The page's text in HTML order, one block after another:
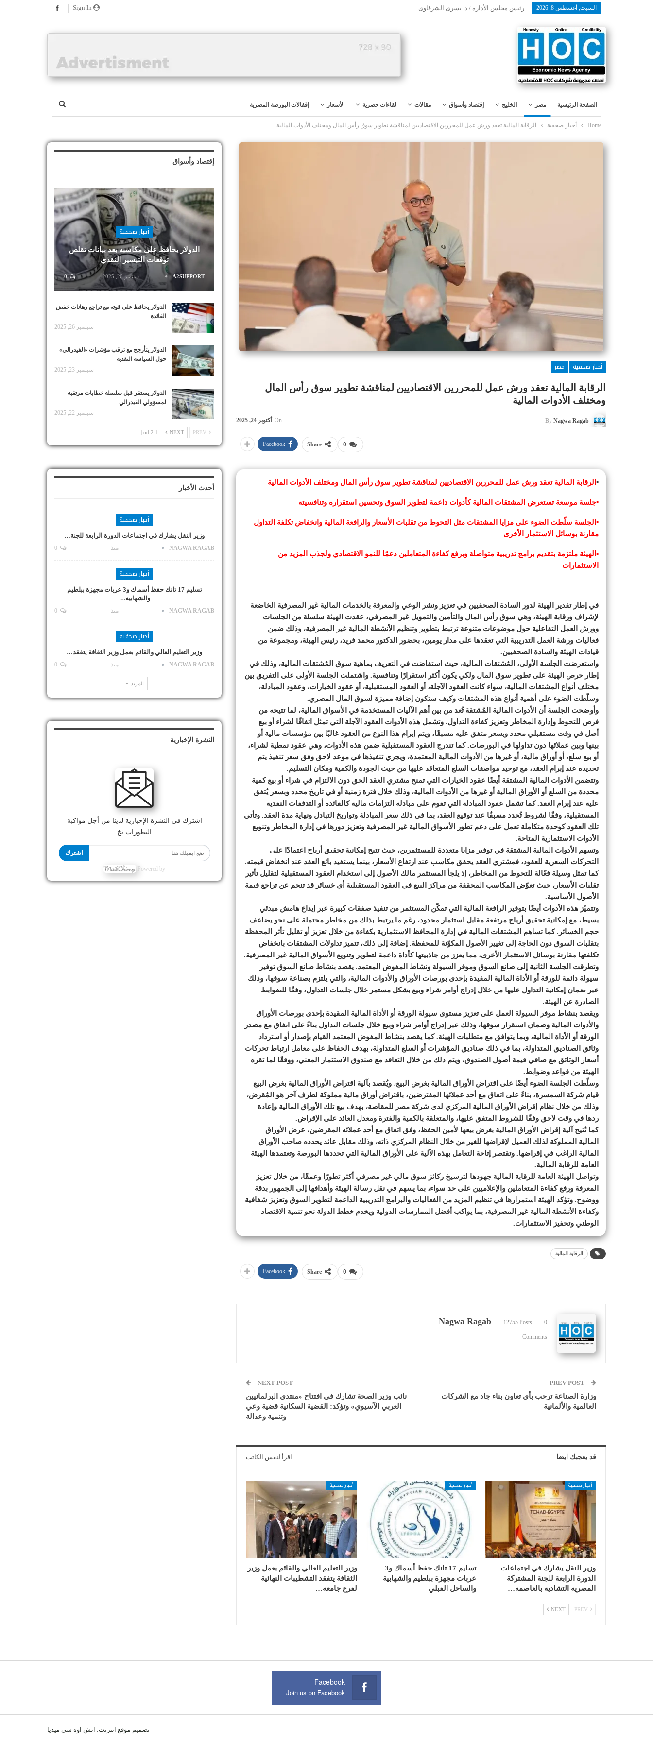
السبت, أغسطس 8, 2026 رئيس مجلس الأدارة / د. يسرى الشرقاوى
الصفحة الرئيسية مصر الخليج إقتصاد وأسواق مقالات لقاءات حصرية الأسعار إقفالات البورصة المصرية
Home أخبار صحفية الرقابة المالية تعقد ورش عمل للمحررين الاقتصاديين لمناقشة تطوير سوق رأس المال ومختلف الأدوات المالية
أخبار صحفية
مصر
الرقابة المالية تعقد ورش عمل للمحررين الاقتصاديين لمناقشة تطوير سوق رأس المال
ومختلف الأدوات المالية
By Nagwa Ragab
On أكتوبر 24, 2025
0
Share
Facebook
▪︎ الرقابة المالية تعقد ورش عمل للمحررين الاقتصاديين لمناقشة تطوير سوق رأس المال ومختلف الأدوات المالية
▪︎جلسة موسعة تستعرض المشتقات المالية كأدوات داعمة لتطوير السوق وتحسين استقراره وتنافسيته
▪︎الجلسة سلّطت الضوء على مزايا المشتقات مثل التحوط من تقلبات الأسعار والرافعة المالية وانخفاض تكلفة التداول
مقارنة بوسائل الاستثمار الأخرى
▪︎الهيئة ملتزمة بتقديم برامج تدريبية متواصلة وبرفع كفاءة المتعاملين دعمًا للنمو الاقتصادي ولجذب المزيد من
الاستثمارات
في إطار تقدير الهيئة لدور السادة الصحفيين في تعزيز ونشر الوعي والمعرفة بالخدمات المالية غير المصرفية الخاضعة
لإشراف ورقابة الهيئة، وهي سوق رأس المال والتأمين والتمويل غير المصرفي، عقدت الهيئة سلسلة من الجلسات
وورش العمل التفاعلية حول موضوعات متنوعة ترتبط بتطوير وتنظيم الأنشطة المالية غير المصرفية، وذلك ضمن
فعاليات ورشة العمل التدريبية التي تعقدها على مدار يومين، بحضور الدكتور محمد فريد، رئيس الهيئة، ومجموعة من
قيادات الهيئة والسادة الصحفيين.
واستعرضت الجلسة الأولى، المُشتقات المالية، حيث استفاضت في التعريف بماهية سوق المُشتقات المالية، وذلك في
إطار حرص الهيئة على تطوير سوق المال ولكي يكون أكثر استقرارًا وتنافسية. واشتملت الجلسة الأولى على التفريق بين
مختلف أنواع المشتقات المالية، سواء كانت العقود الآجلة، أو العقود المستقبلية، أو عقود الخيارات، وعقود المبادلة،
وسلّطت الضوء على أهمية أنواع هذه المشتقات وكيف ستكون إضافة مميزة لسوق المال المصري.
وأوضحت الجلسة أن الأدوات المالية المُشتقة تُعد من بين أهم الآليات المستخدمة في الأسواق المالية، لما تتيحه من
فرص للتحوط وإدارة المخاطر وتعزيز كفاءة التداول. وتشمل هذه الأدوات العقود الآجلة التي تمثل اتفاقًا لشراء أو بيع
أصل في وقت مستقبلي محدد وبسعر متفق عليه مسبقًا، ويتم إبرام هذا النوع من العقود غالبًا بين مؤسسات مالية أو
بينها وبين عملائها دون تداولها في البورصات. كما تندرج العقود المستقبلية ضمن هذه الأدوات، وهي عقود نمطية لشراء،
أو بيع سلع، أو أوراق مالية، أو غيرها من الأدوات المالية المعتمدة، ويجري تنفيذها في موعد لاحق وفق سعر تنفيذ يتم
تحديده عند إبرام العقد، مع توحيد مواصفات السلع المتعاقد عليها من حيث الجودة والكمية ومكان التسليم.
وتتضمن الأدوات المالية المشتقة أيضًا عقود الخيارات التي تمنح مشتري العقد الحق دون الالتزام في شراء أو بيع كمية
محددة من السلع أو الأوراق المالية أو غيرها من الأدوات المالية، وذلك خلال فترة زمنية أو في تاريخ محدد وبسعر يُتفق
عليه عند إبرام العقد. كما تشمل عقود المبادلة التي تقوم على مبادلة التزامات مالية كالفائدة أو التدفقات النقدية
المستقبلية، وفقًا لشروط تُحدد مسبقُا عند توقيع العقد، بما في ذلك سعر المبادلة وتواريخ التبادل ونهاية مدة العقد. وتأتي
تلك العقود كوحدة متكاملة تعمل على دعم تطور الأسواق المالية غير المصرفية وتعزيز دورها في إدارة المخاطر وتنويع
الأدوات الاستثمارية المتاحة.
وتسهم الأدوات المالية المشتقة في توفير مزايا متعددة للمستثمرين، حيث تتيح إمكانية تحقيق أرباح اعتمادًا على
التحركات السعرية للعقود، فمشتري العقد يحقق مكاسب عند ارتفاع الأسعار، بينما يستفيد بائع العقد عند انخفاض قيمته.
كما تمثل وسيلة فعّالة للتحوط من المخاطر، إذ يلجأ المستثمر مالك الأصول إلى استخدام العقود المستقبلية لتقليل تأثير
تقلبات الأسعار، حيث تعوّض المكاسب المحققة من مراكز البيع في العقود المستقبلية أي خسائر قد تنجم عن تراجع قيمة
الأصول الأساسية.
وتتميّز هذه الأدوات أيضًا بتوفير الرافعة المالية التي تمكّن المستثمر من تنفيذ صفقات كبيرة عبر إيداع هامش مبدئي
بسيط، مع إمكانية تحقيق أرباح مرتفعة مقابل استثمار محدود، رغم ما يرتبط بذلك من مخاطر محتملة على نحو يضاعف
حجم الخسائر. كما تساهم المشتقات المالية في إدارة المحافظ الاستثمارية بكفاءة من خلال تعزيز أو تقليل تأثر المحفظة
بتقلبات السوق دون الحاجة إلى تغيير الأصول المكوّنة للمحفظة. إضافة إلى ذلك، تتميز تداولات المشتقات بانخفاض
تكلفتها مقارنة بوسائل الاستثمار الأخرى، مما يعزز من جاذبيتها كأداة داعمة لتطوير وتنويع الأسواق المالية غير المصرفية.
وتطرقت الجلسة الثانية إلى صانع السوق وموفر السيولة ونشاط المفوض المعتمد. يقصد بنشاط صانع السوق توفير
سيولة دائمة للورقة أو الأداة المالية المقيدة بإحدى بورصات الأوراق والأدوات المالية، والتي يلتزم بصناعة سوقها، وذلك
عبر ضمان إمكانية التداول عليها من خلال إدراج أوامر شراء وبيع بشكل مستمر خلال جلسات التداول، وفقًا للضوابط
الصادرة عن الهيئة.
ويقصد بنشاط موفر السيولة العمل على تعزيز مستوى سيولة الورقة أو الأداة المالية المقيدة بإحدى بورصات الأوراق
والأدوات المالية وضمان استقرار سوقها، وذلك عبر إدراج أوامر شراء وبيع خلال جلسات التداول بناءً على اتفاق مع مصدر
الورقة أو الأداة المالية، وبما يتوافق مع متطلبات الهيئة. كما يقصد بنشاط المفوض المعتمد القيام بإصدار أو استرداد
وثائق الصناديق المتداولة، بما في ذلك صناديق المؤشرات أو السلع المتداولة، بهدف الحفاظ على معامل ارتباط تحركات
أسعار الوثائق مع صافي قيمة أصول الصندوق، ويتم ذلك من خلال التعاقد مع صندوق الاستثمار المعني، ووفقًا لما تقره
الهيئة من قواعد وضوابط.
وسلّطت الجلسة الضوء أيضًا على اقتراض الأوراق المالية بغرض البيع، ويُقصد بآلية اقتراض الأوراق المالية بغرض البيع
قيام شركة السمسرة، بناءً على اتفاق مع أحد عملائها المقترضين، باقتراض أوراق مالية مملوكة لطرف آخر هو المُقرض،
وذلك من خلال نظام إقراض الأوراق المالية المركزي لدى شركة مصر للمقاصة، بهدف بيع تلك الأوراق المالية وإعادة
ردها في وقت لاحق وفقًا للشروط المتفق عليها، والمتعلقة بالكمية والفترة ومعدل العائد على الإقراض.
كما تُتيح آلية إقراض الأوراق المالية بغرض بيعها لأمين الحفظ، وفق اتفاق مع أحد عملائه المقرضين، عرض الأوراق
المالية المملوكة لذلك العميل لإقراضها للغير من خلال النظام المركزي ذاته، وذلك مقابل عائد يحدده صاحب الأوراق
المالية الراغب في إقراضها. وتقتصر إتاحة التعامل بهذه الآلية على الأوراق المالية التي تحددها البورصة وتعتمدها الهيئة
العامة للرقابة المالية.
وتواصل الهيئة العامة للرقابة المالية جهودها لترسيخ ركائز سوق مالي غير مصرفي أكثر تطورًا وعمقًا، من خلال تعزيز
المعرفة ورفع كفاءة المتعاملين والإعلاميين على حد سواء، بما يسهم في نقل رسالة الهيئة وأهدافها إلى الجمهور بدقة
ووضوح. وتؤكد الهيئة استمرارها في تنظيم المزيد من الفعاليات والبرامج التدريبية الداعمة لتطوير السوق وتعزيز شفافية
وكفاءة الأنشطة المالية غير المصرفية، بما يواكب أفضل الممارسات الدولية ويخدم خطط الدولة نحو تنمية الاقتصاد
الوطني وتحفيز الاستثمارات.
الرقابة المالية
0
Share
Facebook
Nagwa Ragab 12755 Posts 0
Comments
وزارة الصناعة ترحب بأي تعاون بناء جاد مع الشركات
العالمية والألمانية
NEXT POST
نائب وزير الصحة تشارك في افتتاح «منتدى البرلمانيين
العربي الآسيوي» وتؤكد: القضية السكانية قضية وعي
وتنمية وعدالة
قد يعجبك ايضا اقرأ لنفس الكاتب
أخبار صحفية
وزير النقل يشارك في اجتماعات
الدورة الرابعة للجنة المشتركة
المصرية التشادية بالعاصمة…
أخبار صحفية
تسليم 17 تانك حفظ أسماك و3
عربات مجهزة ببلطيم والشهابية
والساحل القبلي
أخبار صحفية
وزير التعليم العالي والقائم بعمل وزير
الثقافة يتفقد التشطيبات النهائية
لفرع جامعة…
NEXT
إقتصاد وأسواق
أخبار صحفية
الدولار يحافظ على مكاسبه بعد بيانات تقلص
توقعات التيسير النقدي
A2SUPPORT سبتمبر 26, 2025 0
الدولار يحافظ على قوته مع تراجع رهانات خفض
الفائدة
سبتمبر 26, 2025
الدولار يتأرجح مع ترقب مؤشرات «الفيدرالي»
حول السياسة النقدية
سبتمبر 23, 2025
الدولار يستقر قبل سلسلة خطابات مرتقبة
لمسؤولي الفيدرالي
سبتمبر 22, 2025
NEXT
1 od 2 |
أحدث الأخبار
أخبار صحفية
وزير النقل يشارك في اجتماعات الدورة الرابعة للجنة…
NAGWA RAGAB منذ
أخبار صحفية
تسليم 17 تانك حفظ أسماك و3 عربات مجهزة ببلطيم
والشهابية…
NAGWA RAGAB منذ
أخبار صحفية
وزير التعليم العالي والقائم بعمل وزير الثقافة يتفقد…
NAGWA RAGAB منذ
المزيد
النشرة الإخبارية
اشترك في النشرة الإخبارية لدينا من أجل مواكبة
التطورات.نخ
اشترك
Powered by
Facebook
Join us on Facebook
تصميم موقع انترنت: اتش اوه سى ميديا